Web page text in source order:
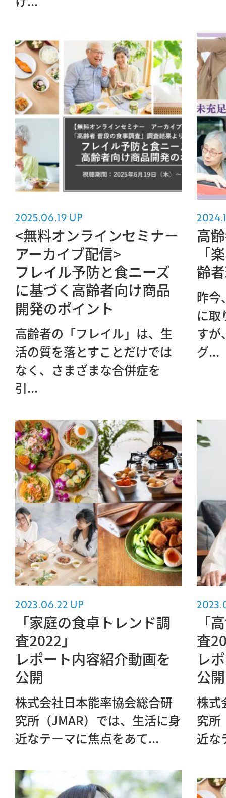
2025.06.19 UP
<無料オンラインセミナー
アーカイブ配信>
フレイル予防と食ニーズ
に基づく高齢者向け商品
開発のポイント
高齢者の「フレイル」は、生
活の質を落とすことだけでは
なく、さまざまな合併症を
引...
高
「
齢
昨今
に取
すが
グ...
2023.06.22 UP
「家庭の食卓トレンド調
査2022」
レポート内容紹介動画を
公開
株式会社日本能率協会総合研
究所（JMAR）では、生活に身
近なテーマに焦点をあて...
「
査
レ
公開
株式
究所
近な